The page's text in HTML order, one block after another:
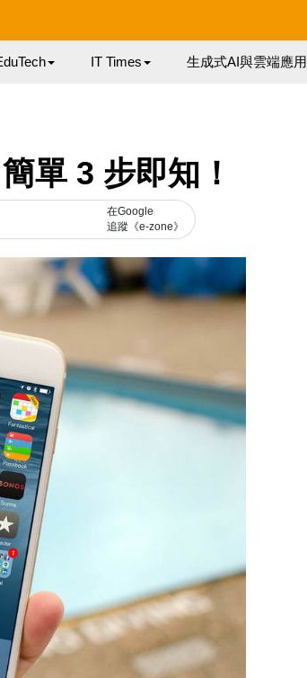
IT Times 生成式AI與雲端應用
單 3 步即知！
在Google
追蹤《e-zone》